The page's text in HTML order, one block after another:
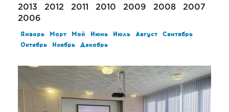
2013
2012 2011 2010 2009 2008
2007
2006
Январь Март Май Июнь Июль Август
Сентябрь
Октябрь
Ноябрь Декабрь